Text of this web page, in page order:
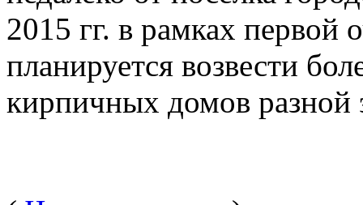
2015 гг. в рамках первой
планируется возвести
кирпичных домов разной